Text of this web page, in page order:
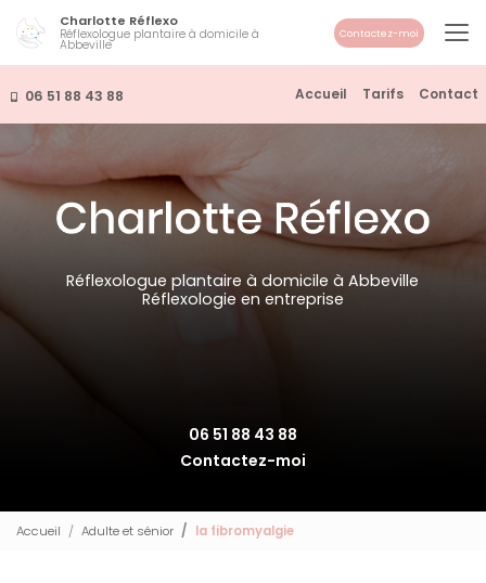
contenu
principal
06 51 88 43 88 Accueil Tarifs Contact
Charlotte Réflexo
Réflexologue plantaire à domicile à
Abbeville
Contactez-moi
Réflexologue plantaire à domicile à Abbeville
Réflexologie en entreprise
06 51 88 43 88
Contactez-moi
Accueil Adulte et sénior la fibromyalgie